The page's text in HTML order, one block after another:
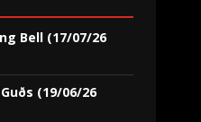
Bell (17/07/26
(19/06/26